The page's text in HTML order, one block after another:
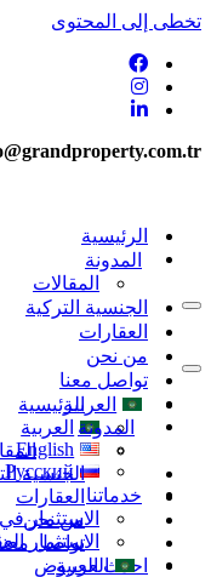
تخطى إلى المحتوى
الرئيسية
المدونة
المقالات
الجنسية التركية
العقارات
من نحن
تواصل معنا
العربية
العربية
English
Русский
خدماتنا
الاستثمار
الاستثمار
احدث العروض
قائمة
التنقل
قائمة
الرئيسية
المدونة
الجنسية
العقارات
من نحن
تواصل
العربية